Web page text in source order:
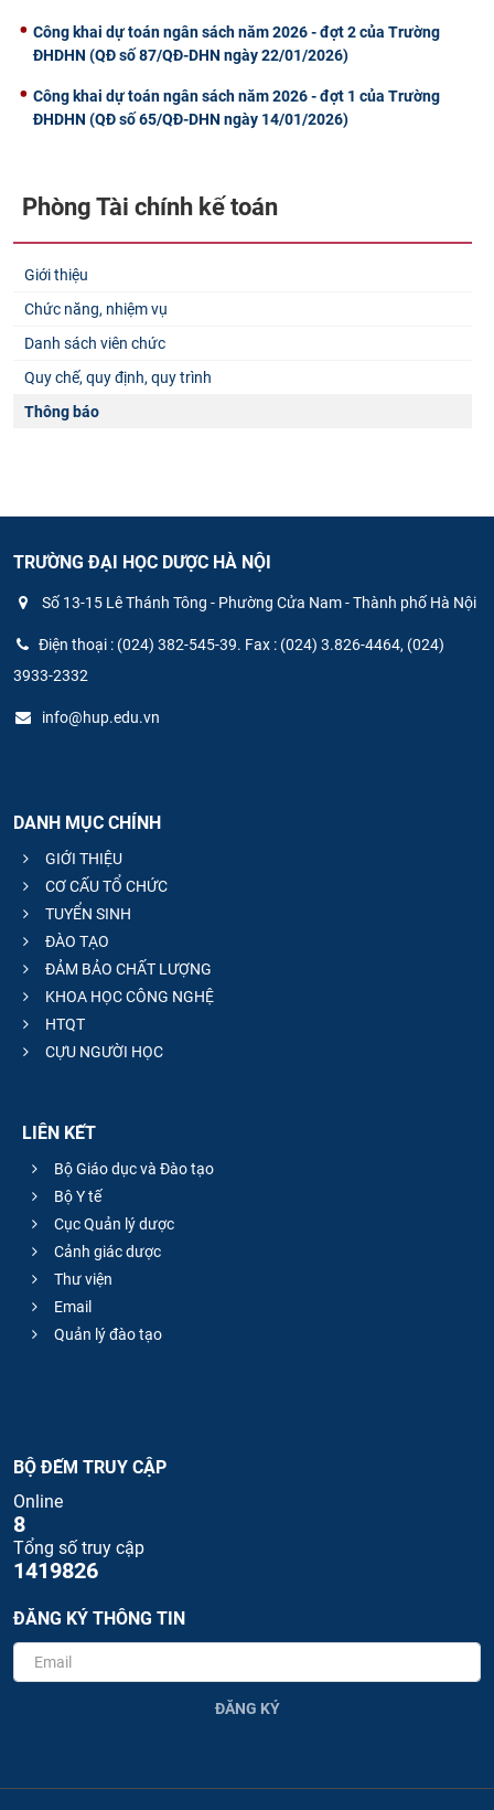
Công khai dự toán ngân sách năm 2026 - đợt 2 của Trường
ĐHDHN (QĐ số 87/QĐ-DHN ngày 22/01/2026)
Công khai dự toán ngân sách năm 2026 - đợt 1 của Trường
ĐHDHN (QĐ số 65/QĐ-DHN ngày 14/01/2026)
Phòng Tài chính kế toán
Giới thiệu
Chức năng, nhiệm vụ
Danh sách viên chức
Quy chế, quy định, quy trình
Thông báo
TRƯỜNG ĐẠI HỌC DƯỢC HÀ NỘI
Số 13-15 Lê Thánh Tông - Phường Cửa Nam - Thành phố Hà Nội
Điện thoại : (024) 382-545-39. Fax : (024) 3.826-4464, (024)
3933-2332
info@hup.edu.vn
DANH MỤC CHÍNH
GIỚI THIỆU
CƠ CẤU TỔ CHỨC
TUYỂN SINH
ĐÀO TẠO
ĐẢM BẢO CHẤT LƯỢNG
KHOA HỌC CÔNG NGHỆ
HTQT
CỰU NGƯỜI HỌC
LIÊN KẾT
Bộ Giáo dục và Đào tạo
Bộ Y tế
Cục Quản lý dược
Cảnh giác dược
Thư viện
Email
Quản lý đào tạo
BỘ ĐẾM TRUY CẬP
Online
8
Tổng số truy cập
1419826
ĐĂNG KÝ THÔNG TIN
ĐĂNG KÝ